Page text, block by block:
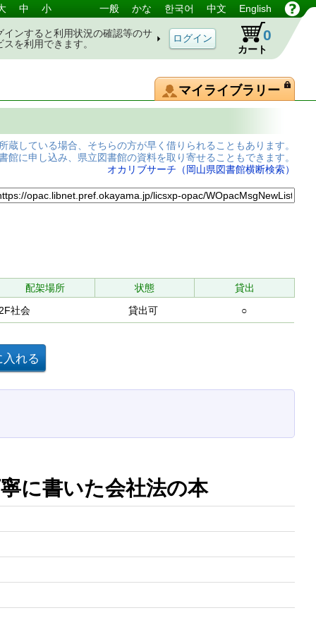
中 小 一般 かな 한국어 中文 English
インすると利用状況の確認等のサ
スを利用できます。
カート
0
マイライブラリー
蔵している場合、そちらの方が早く借りられることもあります。
館に申し込み、県立図書館の資料を取り寄せることもできます。
オカリブサーチ（岡山県図書館横断検索）
配架場所 状態
貸出
2F社会 貸出可 ○
に書いた会社法の本